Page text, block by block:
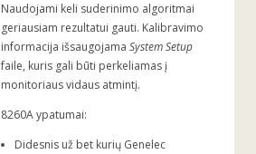
Naudojami keli suderinimo algoritmai
geriausiam rezultatui gauti. Kalibravimo
informacija išsaugojama System Setup
faile, kuris gali būti perkeliamas į
monitoriaus vidaus atmintį.
8260A ypatumai:
Didesnis už bet kurių Genelec